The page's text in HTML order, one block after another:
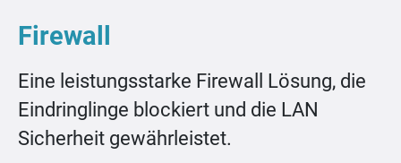
Firewall
Eine leistungsstarke Firewall Lösung, die
Eindringlinge blockiert und die LAN
Sicherheit gewährleistet.